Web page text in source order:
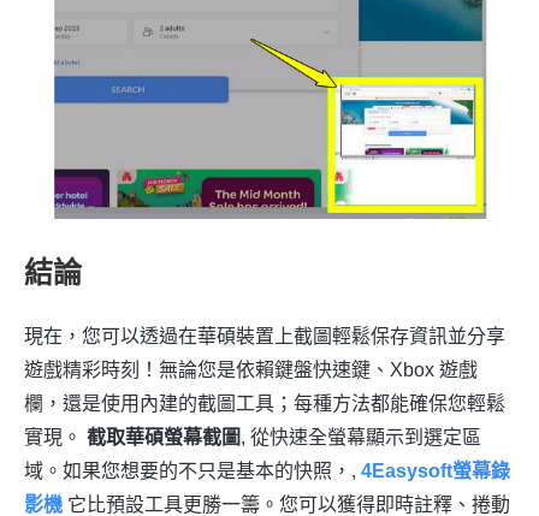
結論
現在，您可以透過在華碩裝置上截圖輕鬆保存資訊並分享
遊戲精彩時刻！無論您是依賴鍵盤快速鍵、Xbox 遊戲
欄，還是使用內建的截圖工具；每種方法都能確保您輕鬆
實現。 截取華碩螢幕截圖, 從快速全螢幕顯示到選定區
域。如果您想要的不只是基本的快照，, 4Easysoft螢幕錄
影機 它比預設工具更勝一籌。您可以獲得即時註釋、捲動